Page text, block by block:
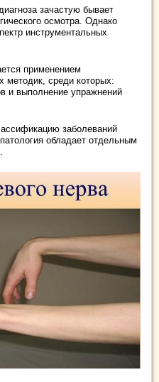
зачастую бывает
осмотра. Однако
инструментальных
применением
методик, среди которых:
и выполнение упражнений
заболеваний
обладает отдельным